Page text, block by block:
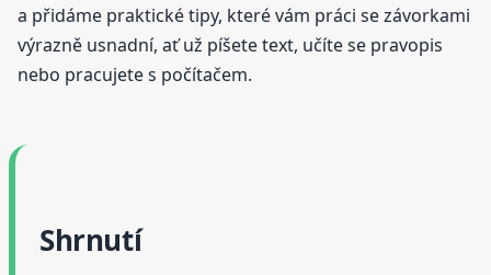
a přidáme praktické tipy, které vám práci se závorkami
výrazně usnadní, ať už píšete text, učíte se pravopis
nebo pracujete s počítačem.
Shrnutí